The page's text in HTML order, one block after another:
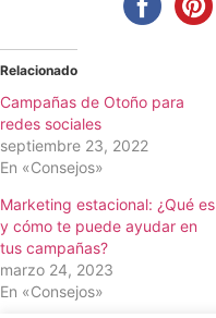
Relacionado
Campañas de Otoño para
redes sociales
septiembre 23, 2022
En «Consejos»
Marketing estacional: ¿Qué es
y cómo te puede ayudar en
tus campañas?
marzo 24, 2023
En «Consejos»